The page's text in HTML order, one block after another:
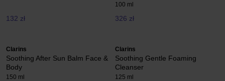
132 zł
100 ml
326 zł
Clarins
Soothing After Sun Balm Face &
Body
150 ml
Clarins
Soothing Gentle Foaming
Cleanser
125 ml